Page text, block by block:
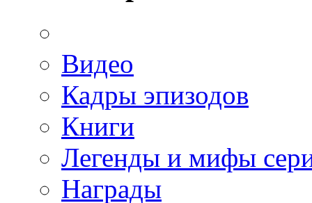
Видео
Кадры эпизодов
Книги
Легенды и мифы
Награды